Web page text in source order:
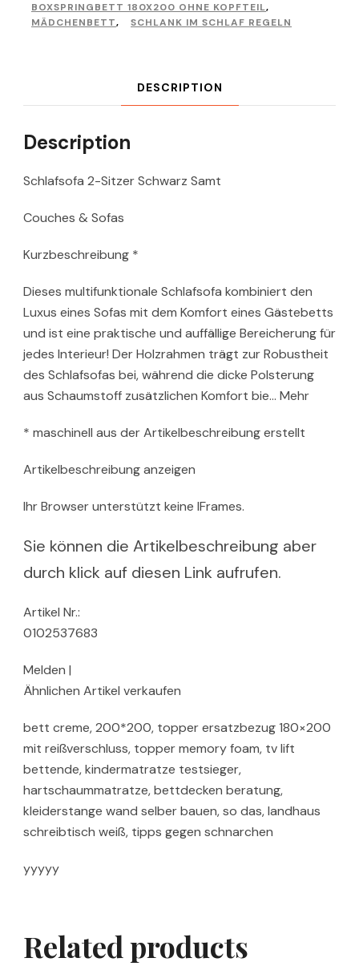
BOXSPRINGBETT 180X200 OHNE KOPFTEIL,
MÄDCHENBETT, SCHLANK IM SCHLAF REGELN
DESCRIPTION
Description
Schlafsofa 2-Sitzer Schwarz Samt
Couches & Sofas
Kurzbeschreibung *
Dieses multifunktionale Schlafsofa kombiniert den
Luxus eines Sofas mit dem Komfort eines Gästebetts
und ist eine praktische und auffällige Bereicherung für
jedes Interieur! Der Holzrahmen trägt zur Robustheit
des Schlafsofas bei, während die dicke Polsterung
aus Schaumstoff zusätzlichen Komfort bie… Mehr
* maschinell aus der Artikelbeschreibung erstellt
Artikelbeschreibung anzeigen
Ihr Browser unterstützt keine IFrames.
Sie können die Artikelbeschreibung aber
durch klick auf diesen Link aufrufen.
Artikel Nr.:
0102537683
Melden |
Ähnlichen Artikel verkaufen
bett creme, 200*200, topper ersatzbezug 180×200
mit reißverschluss, topper memory foam, tv lift
bettende, kindermatratze testsieger,
hartschaummatratze, bettdecken beratung,
kleiderstange wand selber bauen, so das, landhaus
schreibtisch weiß, tipps gegen schnarchen
yyyyy
Related products